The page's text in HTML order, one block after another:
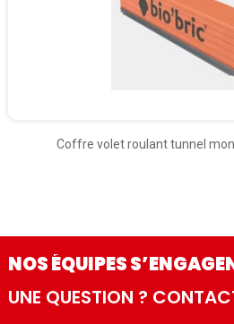
Coffre volet roulant tunnel
NOS ÉQUIPES
UNE QUESTION ?